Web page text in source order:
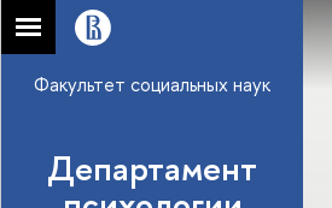
Факультет социальных наук
Департамент